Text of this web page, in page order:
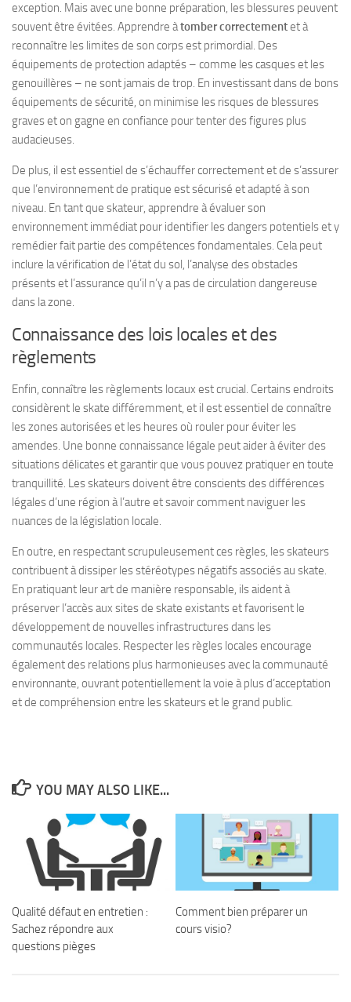
exception. Mais avec une bonne préparation, les blessures peuvent
souvent être évitées. Apprendre àtomber correctementet à
reconnaître les limites de son corps est primordial. Des
équipements de protection adaptés – comme les casques et les
genouillères – ne sont jamais de trop. En investissant dans de bons
équipements de sécurité, on minimise les risques de blessures
graves et on gagne en confiance pour tenter des figures plus
audacieuses.
De plus, il est essentiel de s’échauffer correctement et de s’assurer
que l’environnement de pratique est sécurisé et adapté à son
niveau. En tant que skateur, apprendre à évaluer son
environnement immédiat pour identifier les dangers potentiels et y
remédier fait partie des compétences fondamentales. Cela peut
inclure la vérification de l’état du sol, l’analyse des obstacles
présents et l’assurance qu’il n’y a pas de circulation dangereuse
dans la zone.
Connaissance des lois locales et des
règlements
Enfin, connaître les règlements locaux est crucial. Certains endroits
considèrent le skate différemment, et il est essentiel de connaître
les zones autorisées et les heures où rouler pour éviter les
amendes. Une bonne connaissance légale peut aider à éviter des
situations délicates et garantir que vous pouvez pratiquer en toute
tranquillité. Les skateurs doivent être conscients des différences
légales d’une région à l’autre et savoir comment naviguer les
nuances de la législation locale.
En outre, en respectant scrupuleusement ces règles, les skateurs
contribuent à dissiper les stéréotypes négatifs associés au skate.
En pratiquant leur art de manière responsable, ils aident à
préserver l’accès aux sites de skate existants et favorisent le
développement de nouvelles infrastructures dans les
communautés locales. Respecter les règles locales encourage
également des relations plus harmonieuses avec la communauté
environnante, ouvrant potentiellement la voie à plus d’acceptation
et de compréhension entre les skateurs et le grand public.
YOU MAY ALSO LIKE...
Qualité défaut en entretien :
Sachez répondre aux
questions pièges
Comment bien préparer un
cours visio?